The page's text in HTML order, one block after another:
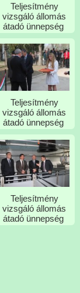
Teljesítmény
vizsgáló állomás
átadó ünnepség
Teljesítmény
vizsgáló állomás
átadó ünnepség
Teljesítmény
vizsgáló állomás
átadó ünnepség